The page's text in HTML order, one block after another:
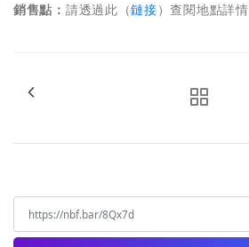
銷售點： 請透過此（鏈接）查閱地點詳情